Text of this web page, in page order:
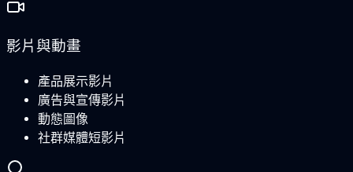
影片與動畫
產品展示影片
廣告與宣傳影片
動態圖像
社群媒體短影片